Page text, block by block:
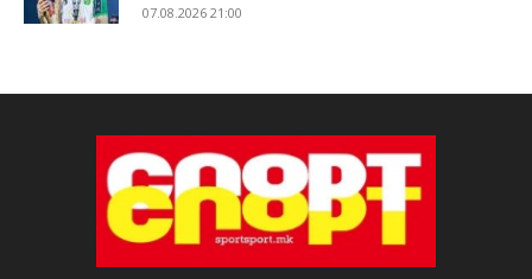
07.08.2026 21:00